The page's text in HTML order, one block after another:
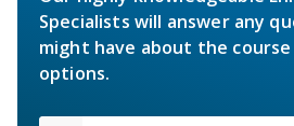
Specialists will answer any
might have about the
options.